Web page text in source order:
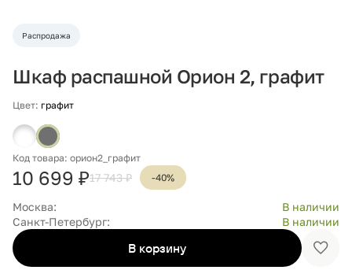
Распродажа
Шкаф распашной Орион 2, графит
Цвет: графит
Код товара: орион2_графит
10 699 ₽17 743 ₽ -40%
Москва:
В наличии
Санкт-Петербург:
В наличии
В корзину